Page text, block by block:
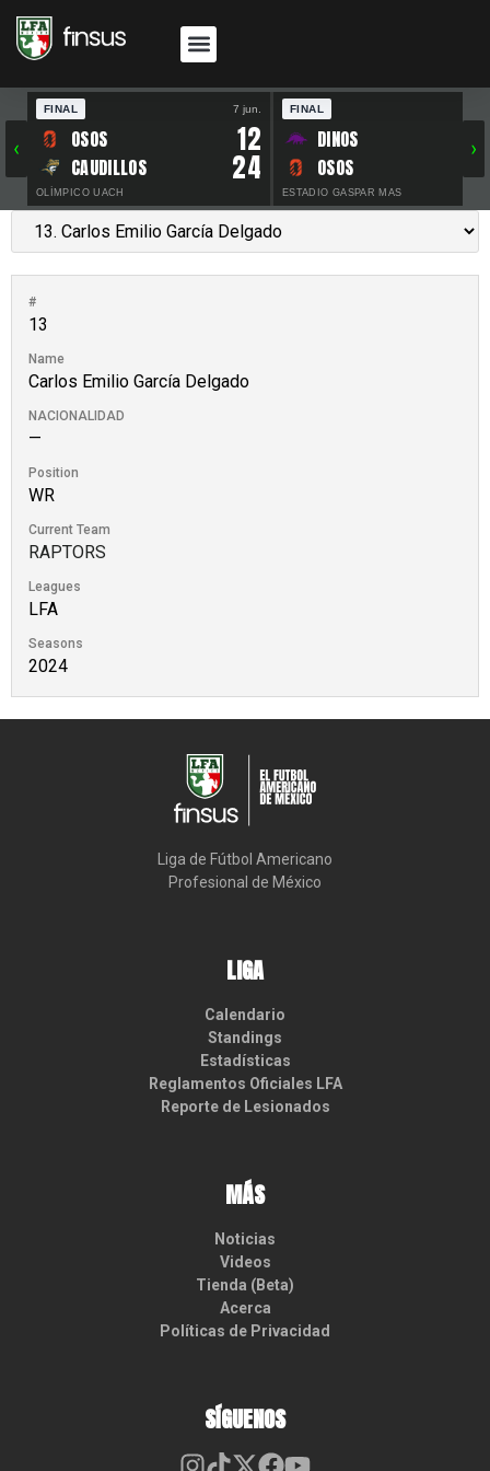
‹
FINAL 7 jun.
OSOS 12
CAUDILLOS 24
OLÍMPICO UACH
FINAL
DINOS
OSOS
ESTADIO GASPAR MAS
›
#
13
Name
Carlos Emilio García Delgado
NACIONALIDAD
—
Position
WR
Current Team
RAPTORS
Leagues
LFA
Seasons
2024
Liga de Fútbol Americano
Profesional de México
LIGA
Calendario
Standings
Estadísticas
Reglamentos Oficiales LFA
Reporte de Lesionados
MÁS
Noticias
Videos
Tienda (Beta)
Acerca
Políticas de Privacidad
SÍGUENOS